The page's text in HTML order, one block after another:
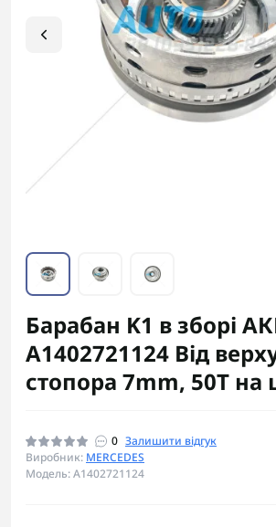
Барабан K1 в зборі
A1402721124 Від
стопора 7mm, 50T на
0 Залишити відгук
Виробник: MERCEDES
Модель: A1402721124